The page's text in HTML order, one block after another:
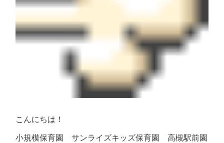
こんにちは！
小規模保育園 サンライズキッズ保育園 高槻駅前園